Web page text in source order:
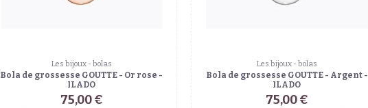
Les bijoux - bolas
Bola de grossesse GOUTTE - Or rose -
ILADO
75,00 €
Les bijoux - bolas
Bola de grossesse GOUTTE - Argent -
ILADO
75,00 €